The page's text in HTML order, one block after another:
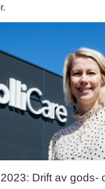
Drift av gods-